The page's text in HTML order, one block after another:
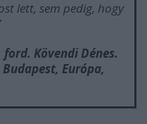
lett, sem pedig, hogy
Kövendi Dénes.
Budapest, Európa,